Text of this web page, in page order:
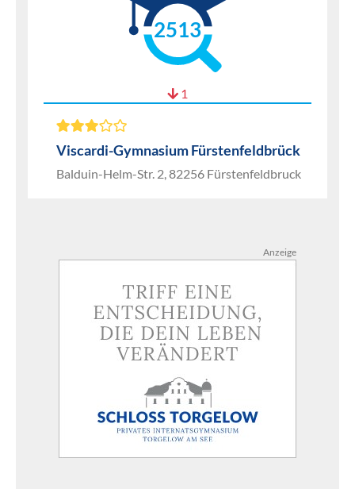
2513
1
Viscardi-Gymnasium Fürstenfeldbrück
Balduin-Helm-Str. 2, 82256 Fürstenfeldbruck
Anzeige